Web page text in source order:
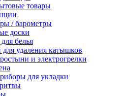
товары
/ барометры
доски
белья
удаления катышков
и электрогрелки
для укладки